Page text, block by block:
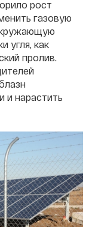
рост
газовую
угля, как
пролив.
и нарастить